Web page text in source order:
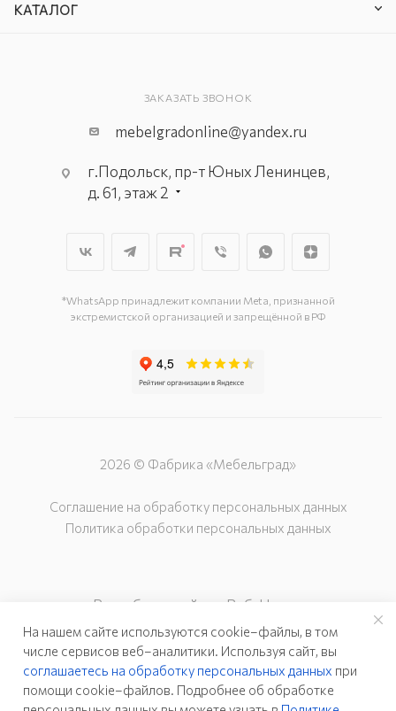
КАТАЛОГ
ЗАКАЗАТЬ ЗВОНОК
mebelgradonline@yandex.ru
г.Подольск, пр-т Юных Ленинцев,
д. 61, этаж 2
г. Подольск, ул. Станционная, д. 11
*WhatsApp принадлежит компании Meta, признанной
экстремистской организацией и запрещённой в РФ
2026 © Фабрика «Мебельград»
Соглашение на обработку персональных данных
Политика обработки персональных данных
Разработка сайта – Веб-Центр
На нашем сайте используются cookie–файлы, в том
числе сервисов веб–аналитики. Используя сайт, вы
соглашаетесь на обработку персональных данных при
помощи cookie–файлов. Подробнее об обработке